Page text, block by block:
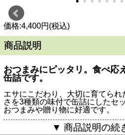
価格:4,400円(税込)
商品説明
おつまみにピッタリ。食べ応
缶詰です。
エサにこだわり、大切に育てら
さを3種類の味付で缶詰にしたセ
おつまみや贈り物に好適です。
【参考】ギフト箱のサイズ：
▼ 商品説明の続